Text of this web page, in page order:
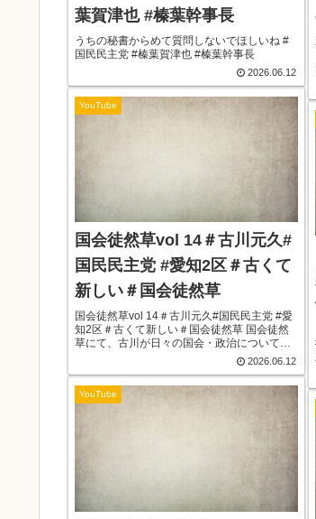
葉賀津也 #榛葉幹事長
うちの秘書からめて質問しないでほしいね #
国民民主党 #榛葉賀津也 #榛葉幹事長
2026.06.12
YouTube
国会徒然草vol 14＃古川元久#
国民民主党 #愛知2区＃古くて
新しい＃国会徒然草
国会徒然草vol 14＃古川元久#国民民主党 #愛
知2区＃古くて新しい＃国会徒然草 国会徒然
草にて、古川が日々の国会・政治について思
うことを語ります。古くても新しい古川をご
たいと思います！古川元久です...
2026.06.12
YouTube